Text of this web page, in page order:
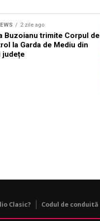
2 zile ago
Buzoianu trimite Corpul de
la Garda de Mediu din
județe
Clasic? Codul de conduită